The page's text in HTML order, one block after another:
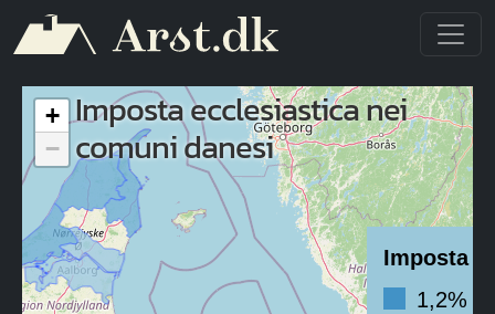
Imposta ecclesiastica nei
comuni danesi
Imposta
1,2% -
+
−